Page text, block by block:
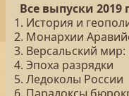
Все выпуски 2019
1. История и
2. Монархии
3. Версальский
4. Эпоха разрядки
5. Ледоколы России